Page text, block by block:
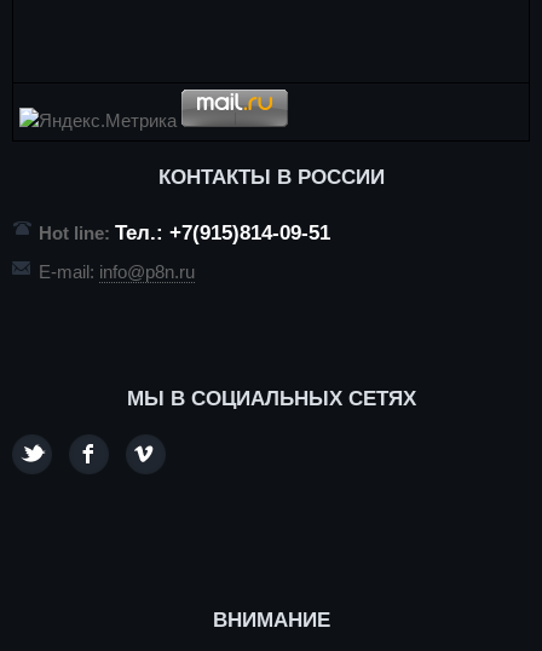
КОНТАКТЫ В РОССИИ
Hot line: Тел.: +7(915)814-09-51
E-mail: info@p8n.ru
МЫ В СОЦИАЛЬНЫХ СЕТЯХ
ВНИМАНИЕ